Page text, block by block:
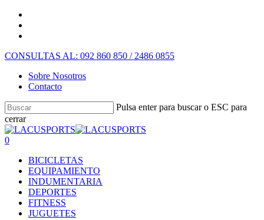
CONSULTAS AL: 092 860 850 / 2486 0855
Sobre Nosotros
Contacto
Pulsa enter para buscar o ESC para
cerrar
0
BICICLETAS
EQUIPAMIENTO
INDUMENTARIA
DEPORTES
FITNESS
JUGUETES